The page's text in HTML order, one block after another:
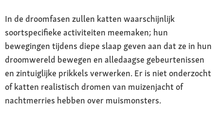
In de droomfasen zullen katten waarschijnlijk
soortspecifieke activiteiten meemaken; hun
bewegingen tijdens diepe slaap geven aan dat ze in hun
droomwereld bewegen en alledaagse gebeurtenissen
en zintuiglijke prikkels verwerken. Er is niet onderzocht
of katten realistisch dromen van muizenjacht of
nachtmerries hebben over muismonsters.